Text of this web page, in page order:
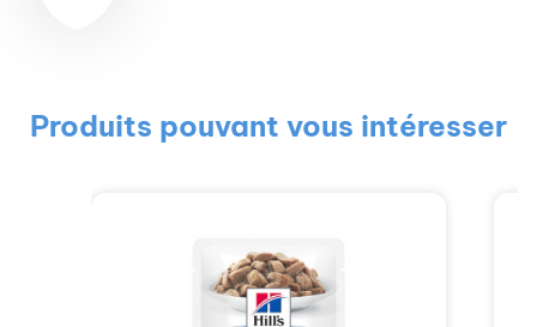
Produits pouvant vous intéresser